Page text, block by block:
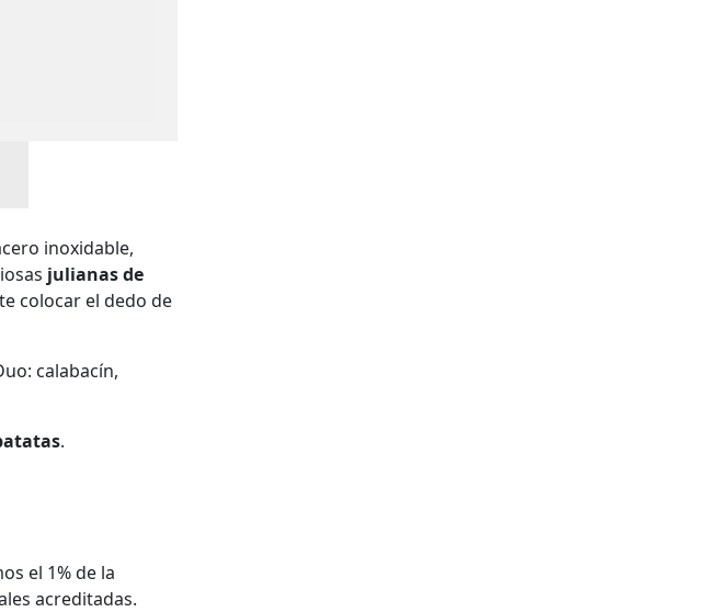
inoxidable,
julianas de
colocar el dedo de
calabacín,
.
el 1% de la
acreditadas.